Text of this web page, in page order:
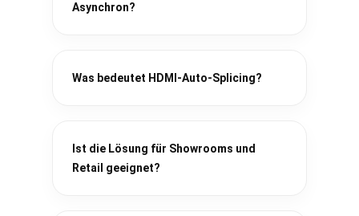
Asynchron?
Was bedeutet HDMI-Auto-Splicing?
Ist die Lösung für Showrooms und
Retail geeignet?